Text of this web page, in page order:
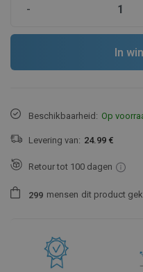
-
In
Beschikbaarheid: Op
Levering van: 24.99 €
Retour tot 100 dagen
299 mensen dit product